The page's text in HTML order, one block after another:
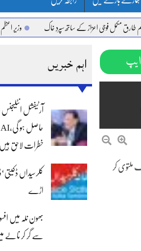
مکمل فوجی اعزاز کے ساتھ سپردِ خاک وزیر اعظم
اہم خبریں
آرٹیفشل
خطرات لاحق ہیں
اڑے
بھون نلہ میں
سے گر کر نالے
ٹی آئی عمران خان کی ضمانت کی درخواستوں پر سماعت 12 اگست تک ملتوی کر